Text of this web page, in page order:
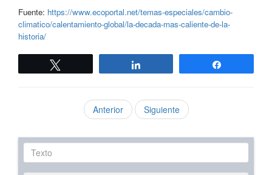
Fuente: https://www.ecoportal.net/temas-especiales/cambio-
climatico/calentamiento-global/la-decada-mas-caliente-de-la-
historia/
Anterior Siguiente
Texto